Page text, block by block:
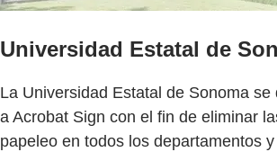
Universidad Estatal de
La Universidad Estatal de Sonoma se
a Acrobat Sign con el fin de eliminar
papeleo en todos los departamentos